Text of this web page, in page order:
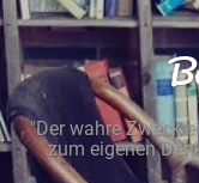
"Der wahre Zweck
zum eigenen